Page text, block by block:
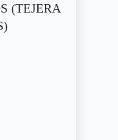
(TEJERA